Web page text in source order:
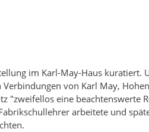
im Karl-May-Haus kuratiert.
von Karl May,
"zweifellos eine beachtenswerte
arbeitete und